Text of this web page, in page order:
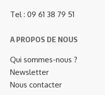
Tel : 09 61 38 79 51
A PROPOS DE NOUS
Qui sommes-nous ?
Newsletter
Nous contacter